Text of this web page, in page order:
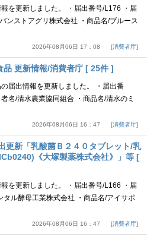
を更新しました。 ・届出番号/L176 ・届
ンストアグリ株式会社 ・商品名/ブルース
2026年08月06日 17：08 消費者庁
更新情報/消費者庁 [ 25件 ]
届出情報を更新しました。 ・届出番
名/清水農業協同組合 ・商品名/清水のミ
2026年08月06日 16：47 消費者庁
更新「乳酸菌Ｂ２４０タブレット/乳
《大塚製薬株式会社》」等 [
を更新しました。 ・届出番号/L166 ・届
ル酵母工業株式会社 ・商品名/アイサポ
2026年08月06日 16：47 消費者庁